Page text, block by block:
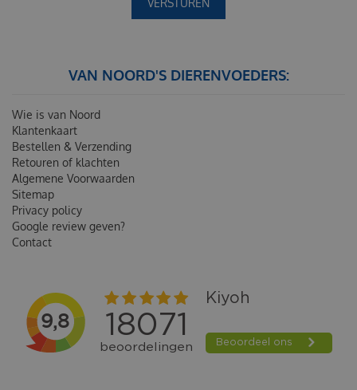
VAN NOORD'S DIERENVOEDERS:
Wie is van Noord
Klantenkaart
Bestellen & Verzending
Retouren of klachten
Algemene Voorwaarden
Sitemap
Privacy policy
Google review geven?
Contact